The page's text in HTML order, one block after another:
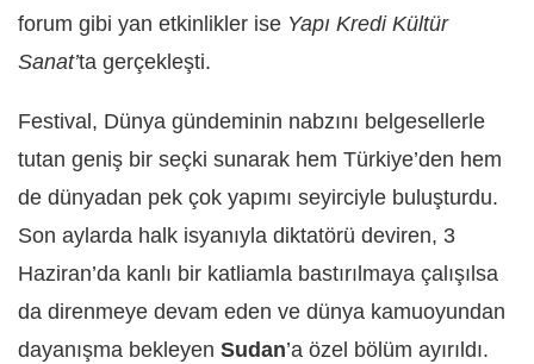
forum gibi yan etkinlikler ise Yapı Kredi Kültür
Sanat’ta gerçekleşti.
Festival, Dünya gündeminin nabzını belgesellerle
tutan geniş bir seçki sunarak hem Türkiye’den hem
de dünyadan pek çok yapımı seyirciyle buluşturdu.
Son aylarda halk isyanıyla diktatörü deviren, 3
Haziran’da kanlı bir katliamla bastırılmaya çalışılsa
da direnmeye devam eden ve dünya kamuoyundan
dayanışma bekleyen Sudan’a özel bölüm ayırıldı.